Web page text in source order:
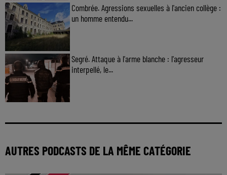
Combrée. Agressions sexuelles à l'ancien collège :
un homme entendu...
Segré. Attaque à l'arme blanche : l'agresseur
interpellé, le...
AUTRES PODCASTS DE LA MÊME CATÉGORIE